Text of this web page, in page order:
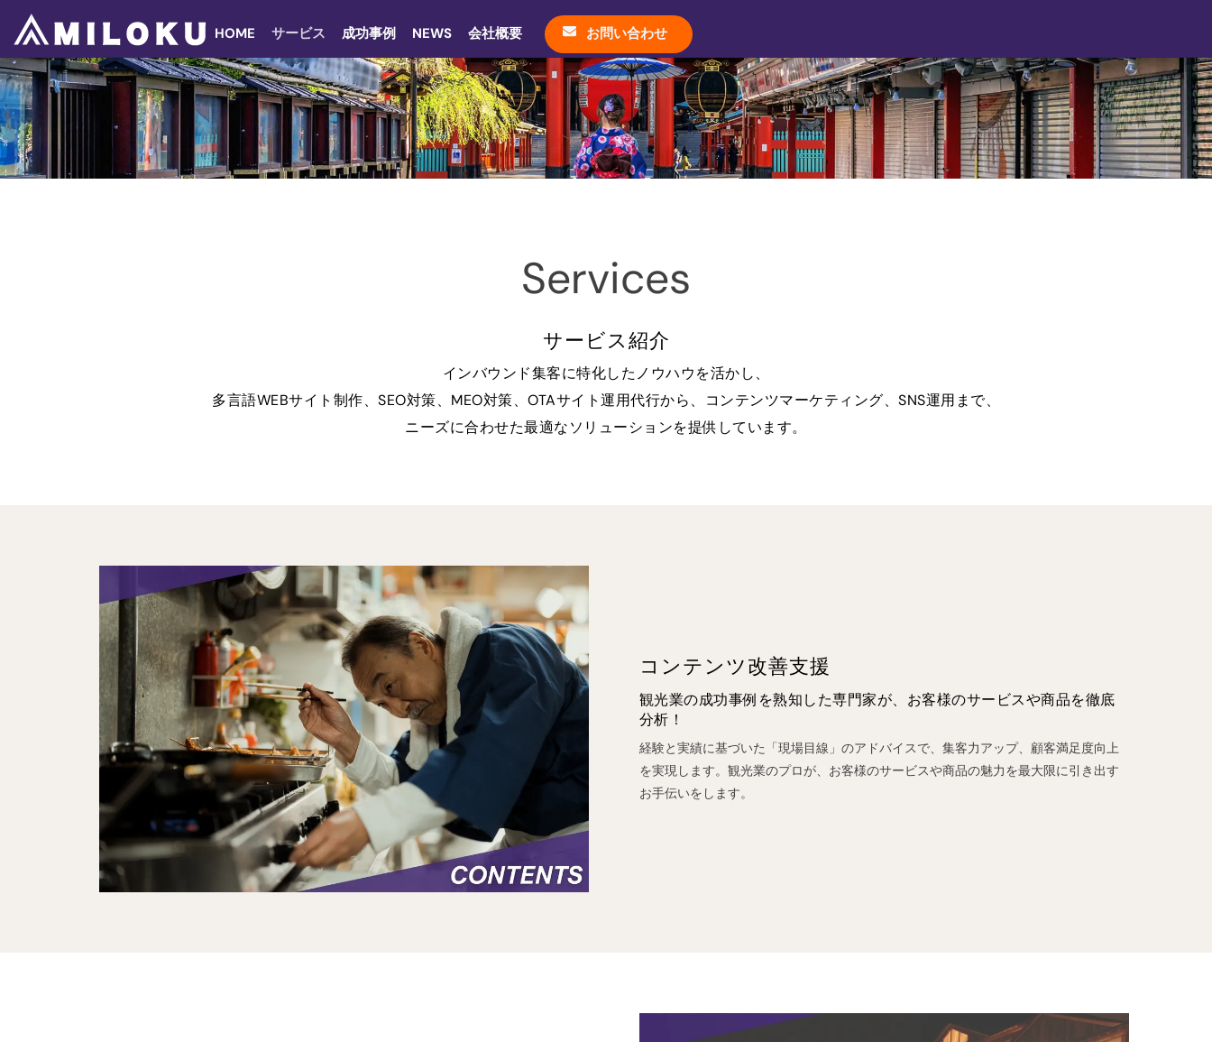
content
HOME サービス 成功事例 NEWS 会社概要 お問い合わせ
Services
サービス紹介
インバウンド集客に特化したノウハウを活かし、
多言語WEBサイト制作、SEO対策、MEO対策、OTAサイト運用代行から、コンテンツマーケティング、SNS運用まで、
ニーズに合わせた最適なソリューションを提供しています。
コンテンツ改善支援
観光業の成功事例を熟知した専門家が、お客様のサービスや商品を徹底
分析！
経験と実績に基づいた「現場目線」のアドバイスで、集客力アップ、顧客満足度向上
を実現します。観光業のプロが、お客様のサービスや商品の魅力を最大限に引き出す
お手伝いをします。